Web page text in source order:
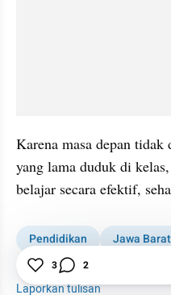
Karena masa depan
yang lama duduk di
belajar secara efektif,
Pendidikan Jawa Barat
Guru
Sekolah
Laporkan tulisan
3 2